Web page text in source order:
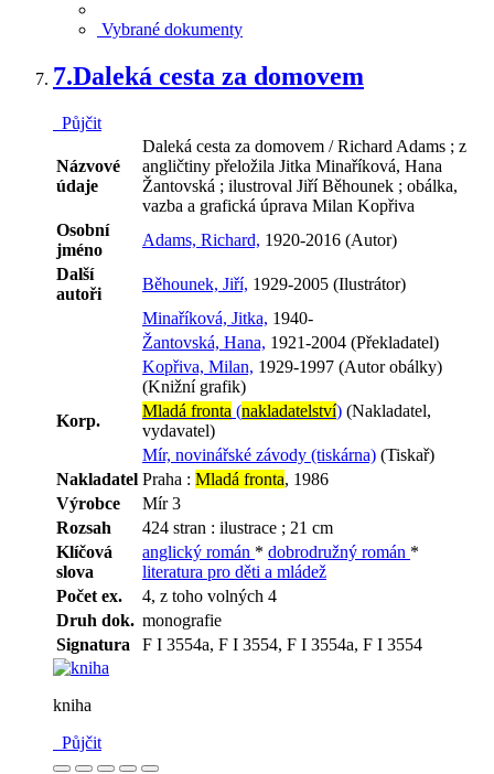
Vybrané dokumenty
7.Daleká cesta za domovem
Půjčit
Názvové
údaje
Daleká cesta za domovem / Richard Adams ; z
angličtiny přeložila Jitka Minaříková, Hana
Žantovská ; ilustroval Jiří Běhounek ; obálka,
vazba a grafická úprava Milan Kopřiva
Osobní
jméno
Adams, Richard, 1920-2016 (Autor)
Další
autoři
Běhounek, Jiří, 1929-2005 (Ilustrátor)
Minaříková, Jitka, 1940-
Žantovská, Hana, 1921-2004 (Překladatel)
Kopřiva, Milan, 1929-1997 (Autor obálky)
(Knižní grafik)
Korp.
Mladá fronta (nakladatelství) (Nakladatel,
vydavatel)
Mír, novinářské závody (tiskárna) (Tiskař)
Nakladatel Praha : Mladá fronta, 1986
Výrobce
Mír 3
Rozsah
424 stran : ilustrace ; 21 cm
Klíčová
slova
anglický román * dobrodružný román *
literatura pro děti a mládež
Počet ex.
4, z toho volných 4
Druh dok. monografie
Signatura
F I 3554a, F I 3554, F I 3554a, F I 3554
kniha
Půjčit